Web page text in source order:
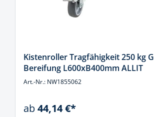
Kistenroller Tragfähigkeit 250 kg
Bereifung L600xB400mm ALLIT
Art.-Nr.: NW1855062
ab44,14 €*